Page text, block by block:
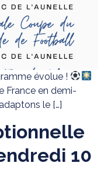
évolue !
France en demi-
le […]
10